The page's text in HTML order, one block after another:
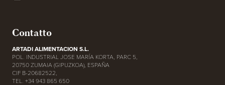
Contatto
ARTADI ALIMENTACION S.L.
POL. INDUSTRIAL JOSE MARÍA KORTA, PARC 5,
20750 ZUMAIA (GIPUZKOA), ESPAÑA
CIF B-20682522,
TEL. +34 943 865 650